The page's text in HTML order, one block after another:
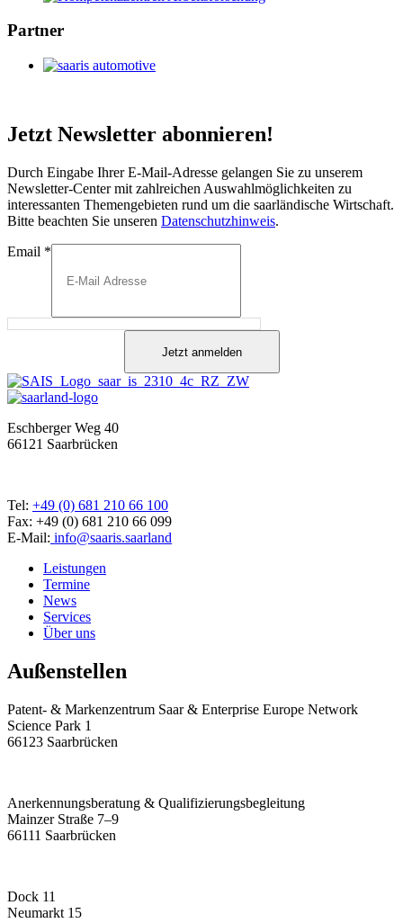
Partner
Jetzt Newsletter abonnieren!
Durch Eingabe Ihrer E-Mail-Adresse gelangen Sie zu unserem
Newsletter-Center mit zahlreichen Auswahlmöglichkeiten zu
interessanten Themengebieten rund um die saarländische Wirtschaft.
Bitte beachten Sie unseren Datenschutzhinweis.
Email *
Jetzt anmelden
Eschberger Weg 40
66121 Saarbrücken
Tel: +49 (0) 681 210 66 100
Fax: +49 (0) 681 210 66 099
E-Mail: info@saaris.saarland
Leistungen
Termine
News
Services
Über uns
Außenstellen
Patent- & Markenzentrum Saar & Enterprise Europe Network
Science Park 1
66123 Saarbrücken
Anerkennungsberatung & Qualifizierungsbegleitung
Mainzer Straße 7–9
66111 Saarbrücken
Dock 11
Neumarkt 15